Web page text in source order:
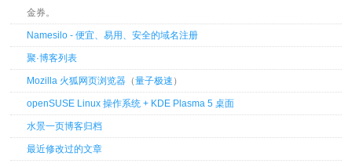
金券。
Namesilo - 便宜、易用、安全的域名注册
聚·博客列表
Mozilla 火狐网页浏览器 （量子极速 ）
openSUSE Linux 操作系统 + KDE Plasma 5 桌面
水景一页博客归档
最近修改过的文章